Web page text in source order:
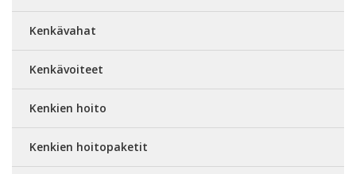
Kenkävahat
Kenkävoiteet
Kenkien hoito
Kenkien hoitopaketit